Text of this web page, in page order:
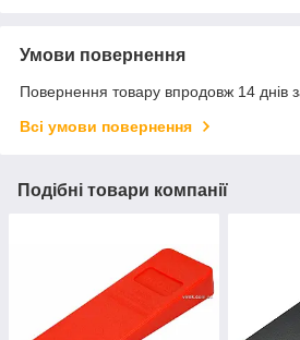
Умови повернення
Повернення товару впродовж 14 днів
Всі умови повернення
Подібні товари компанії